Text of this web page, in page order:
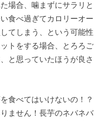
場合、噛まずにサラリと
食べ過ぎてカロリーオー
てしまう、という可能性
トをする場合、とろろご
と思っていたほうが良さ
食べてはいけないの！？
ません！長芋のネバネバ